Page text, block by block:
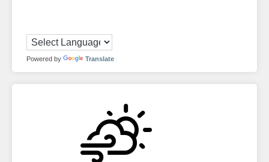
Powered by Translate